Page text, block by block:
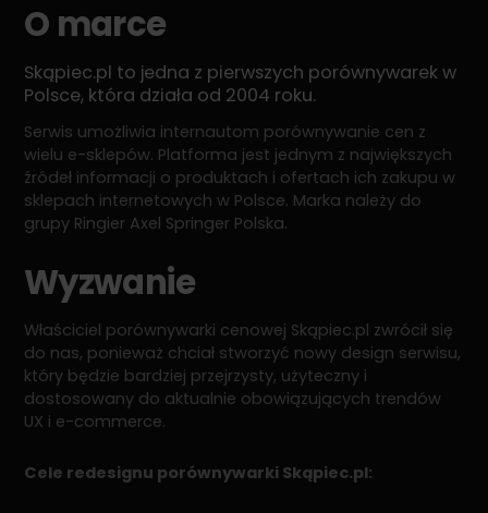
O marce
Skąpiec.pl to jedna z pierwszych porównywarek w
Polsce, która działa od 2004 roku.
Serwis umożliwia internautom porównywanie cen z
wielu e-sklepów. Platforma jest jednym z największych
źródeł informacji o produktach i ofertach ich zakupu w
sklepach internetowych w Polsce. Marka należy do
grupy Ringier Axel Springer Polska.
Wyzwanie
Właściciel porównywarki cenowej Skąpiec.pl zwrócił się
do nas, ponieważ chciał stworzyć nowy design serwisu,
który będzie bardziej przejrzysty, użyteczny i
dostosowany do aktualnie obowiązujących trendów
UX i e-commerce.
Cele redesignu porównywarki Skąpiec.pl: